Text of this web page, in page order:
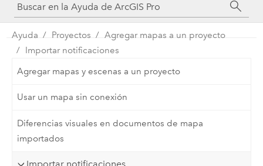
Ayuda Proyectos
Agregar mapas a un proyecto
Importar notificaciones
Agregar mapas y escenas a un proyecto
Usar un mapa sin conexión
Diferencias visuales en documentos de mapa
importados